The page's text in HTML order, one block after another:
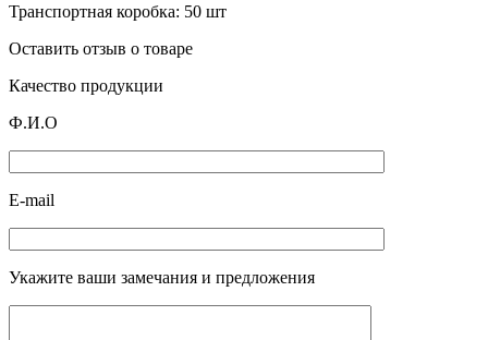
Транспортная коробка: 50 шт
Оставить отзыв о товаре
Качество продукции
Ф.И.О
E-mail
Укажите ваши замечания и предложения